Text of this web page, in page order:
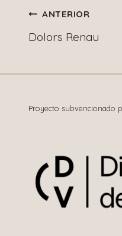
de
entradas
ANTERIOR
Dolors Renau
Proyecto subvencionado